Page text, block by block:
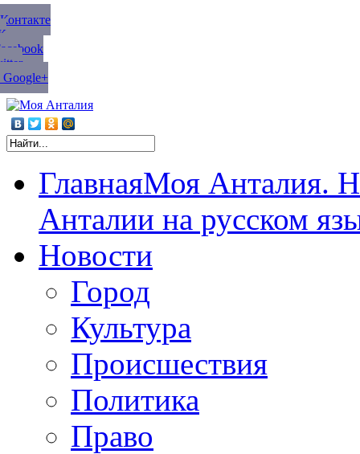
ГлавнаяМоя Анталия.
Анталии на русском
Новости
Город
Культура
Происшествия
Политика
Право